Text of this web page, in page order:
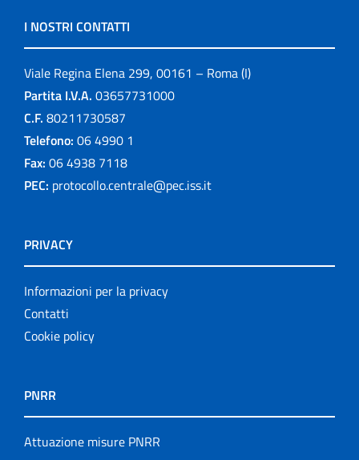
I NOSTRI CONTATTI
Viale Regina Elena 299, 00161 – Roma (I)
Partita I.V.A. 03657731000
C.F. 80211730587
Telefono: 06 4990 1
Fax: 06 4938 7118
PEC: protocollo.centrale@pec.iss.it
PRIVACY
Informazioni per la privacy
Contatti
Cookie policy
PNRR
Attuazione misure PNRR